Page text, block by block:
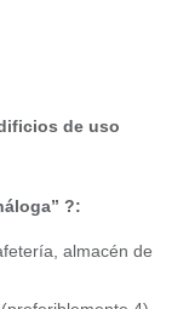
de uso
?:
almacén de